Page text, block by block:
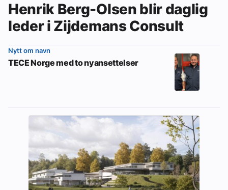
Henrik Berg-Olsen blir daglig
leder i Zijdemans Consult
Nytt om navn
TECE Norge med to nyansettelser